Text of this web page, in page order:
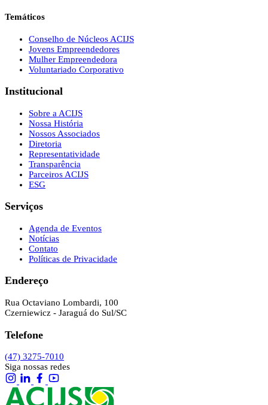
Temáticos
Conselho de Núcleos ACIJS
Jovens Empreendedores
Mulher Empreendedora
Voluntariado Corporativo
Institucional
Sobre a ACIJS
Nossa História
Nossos Associados
Diretoria
Representatividade
Transparência
Parceiros ACIJS
ESG
Serviços
Agenda de Eventos
Notícias
Contato
Políticas de Privacidade
Endereço
Rua Octaviano Lombardi, 100
Czerniewicz - Jaraguá do Sul/SC
Telefone
(47) 3275-7010
Siga nossas redes